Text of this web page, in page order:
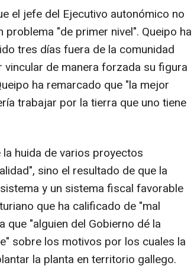
el jefe del Ejecutivo autonómico no
"de primer nivel". Queipo ha
tres días fuera de la comunidad
de manera forzada su figura
ha remarcado que "la mejor
trabajar por la tierra que uno tiene
huida de varios proyectos
sino el resultado de que la
y un sistema fiscal favorable
que ha calificado de "mal
"alguien del Gobierno dé la
sobre los motivos por los cuales la
la planta en territorio gallego.